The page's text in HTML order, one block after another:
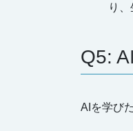
り
Q5:
AIを学び